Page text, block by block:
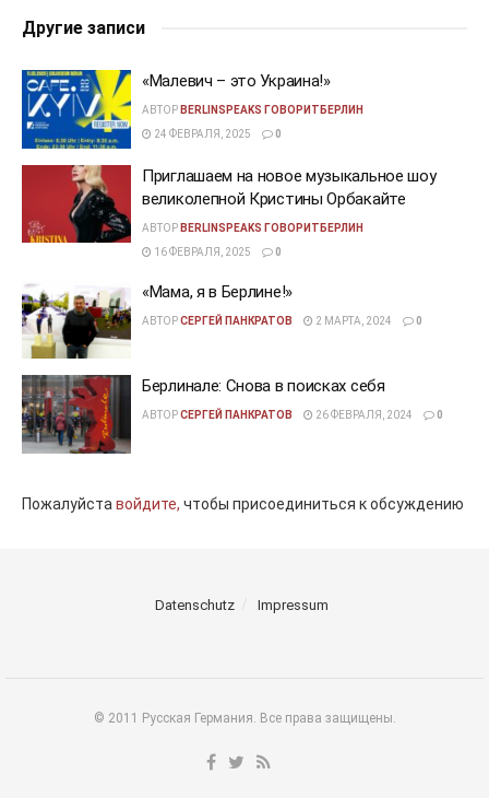
Другие записи
«Малевич – это Украина!»
АВТОР BERLINSPEAKS ГОВОРИТБЕРЛИН
24 ФЕВРАЛЯ, 2025
0
Приглашаем на новое музыкальное шоу
великолепной Кристины Орбакайте
АВТОР BERLINSPEAKS ГОВОРИТБЕРЛИН
16 ФЕВРАЛЯ, 2025
0
«Мама, я в Берлине!»
АВТОРСЕРГЕЙ ПАНКРАТОВ 2 МАРТА, 2024 0
Берлинале: Снова в поисках себя
АВТОРСЕРГЕЙ ПАНКРАТОВ 26 ФЕВРАЛЯ, 2024 0
Пожалуйста войдите, чтобы присоединиться к обсуждению
Datenschutz Impressum
© 2011 Русская Германия. Все права защищены.